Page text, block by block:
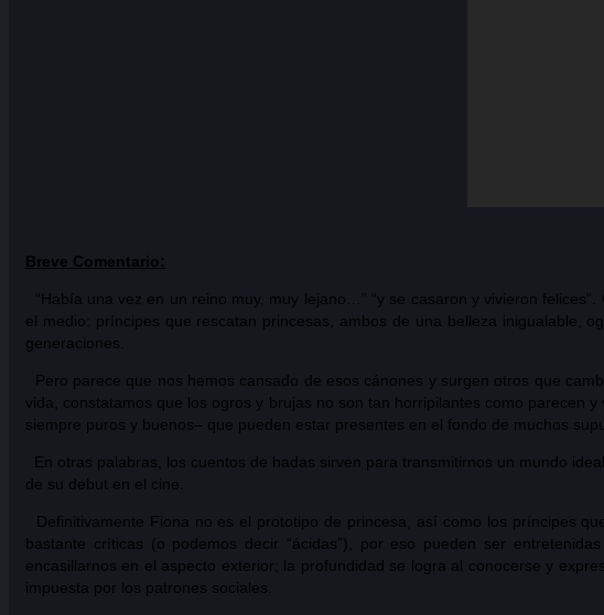
Breve Comentario:
“Había una vez en un reino muy, muy lejano…” “y se casaron y vivieron
el medio: príncipes que rescatan princesas, ambos de una belleza inigualable,
generaciones.
Pero parece que nos hemos cansado de esos cánones y surgen otros que
vida, constatamos que los ogros y brujas no son tan horripilantes como
siempre puros y buenos– que pueden estar presentes en el fondo de muchos
En otras palabras, los cuentos de hadas sirven para transmitirnos un mundo
de su debut en el cine.
Definitivamente Fiona no es el prototipo de princesa, así como los príncipes
bastante críticas (o podemos decir “ácidas”), por eso pueden ser
encasillarnos en el aspecto exterior; la profundidad se logra al conocerse y
impuesta por los patrones sociales.